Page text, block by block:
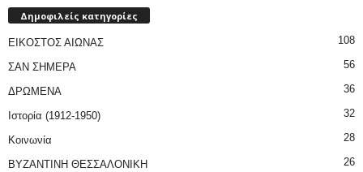
Δημοφιλείς κατηγορίες
ΕΙΚΟΣΤΟΣ ΑΙΩΝΑΣ 108
ΣΑΝ ΣΗΜΕΡΑ 56
ΔΡΩΜΕΝΑ 36
Ιστορία (1912-1950) 32
Κοινωνία 28
ΒΥΖΑΝΤΙΝΗ ΘΕΣΣΑΛΟΝΙΚΗ 26